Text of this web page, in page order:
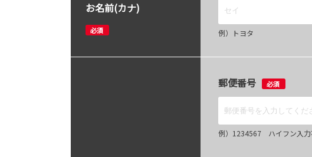
お名前(カナ)
必須 例）トヨタ
郵便番号 必須
例）1234567 ハイフン入力